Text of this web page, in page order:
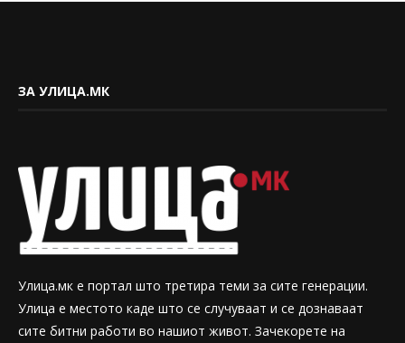
ЗА УЛИЦА.МК
Улица.мк е портал што третира теми за сите генерации.
Улица е местото каде што се случуваат и се дознаваат
сите битни работи во нашиот живот. Зачекорете на